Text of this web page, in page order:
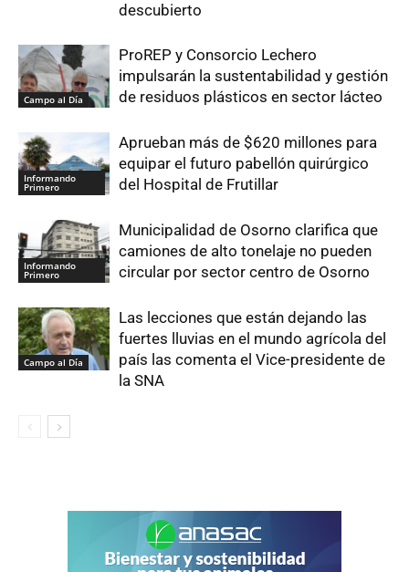
descubierto
Campo al Día
ProREP y Consorcio Lechero
impulsarán la sustentabilidad y gestión
de residuos plásticos en sector lácteo
Informando
Primero
Aprueban más de $620 millones para
equipar el futuro pabellón quirúrgico
del Hospital de Frutillar
Informando
Primero
Municipalidad de Osorno clarifica que
camiones de alto tonelaje no pueden
circular por sector centro de Osorno
Campo al Día
Las lecciones que están dejando las
fuertes lluvias en el mundo agrícola del
país las comenta el Vice-presidente de
la SNA